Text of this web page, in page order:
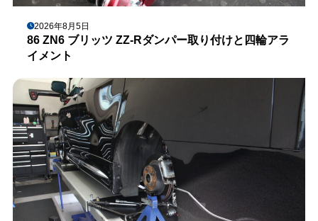
2026年8月5日
86 ZN6 ブリッツ ZZ-Rダンパー取り付けと四輪アラ
イメント